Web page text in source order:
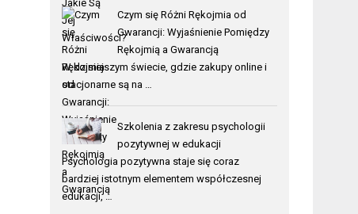
Czym się Różni Rękojmia od
Gwarancji: Wyjaśnienie Pomiędzy
Rękojmią a Gwarancją
W dzisiejszym świecie, gdzie zakupy online i
stacjonarne są na …
Szkolenia z zakresu psychologii
pozytywnej w edukacji
Psychologia pozytywna staje się coraz
bardziej istotnym elementem współczesnej
edukacji, …